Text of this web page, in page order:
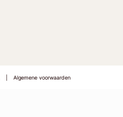
Algemene voorwaarden